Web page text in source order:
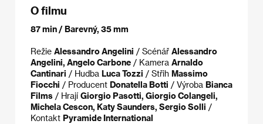
O filmu
87 min / Barevný, 35 mm
Režie Alessandro Angelini / Scénář Alessandro
Angelini, Angelo Carbone / Kamera Arnaldo
Cantinari / Hudba Luca Tozzi / Střih Massimo
Fiocchi / Producent Donatella Botti / Výroba Bianca
Films / Hrají Giorgio Pasotti, Giorgio Colangeli,
Michela Cescon, Katy Saunders, Sergio Solli /
Kontakt Pyramide International